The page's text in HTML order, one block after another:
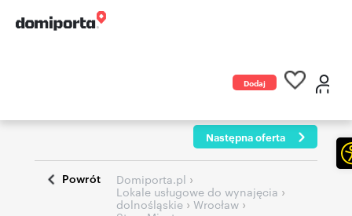
Dodaj
Następna oferta
Powrót Domiporta.pl ›
Lokale usługowe do wynajęcia ›
dolnośląskie › Wrocław ›